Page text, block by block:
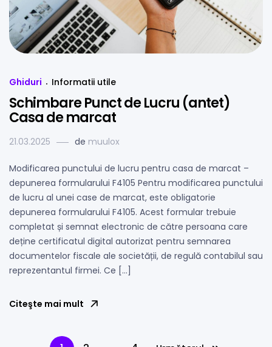
Ghiduri Informatii utile
Schimbare Punct de Lucru (antet)
Casa de marcat
21.03.2025 de muulox
Modificarea punctului de lucru pentru casa de marcat –
depunerea formularului F4105 Pentru modificarea punctului
de lucru al unei case de marcat, este obligatorie
depunerea formularului F4105. Acest formular trebuie
completat și semnat electronic de către persoana care
deține certificatul digital autorizat pentru semnarea
documentelor fiscale ale societății, de regulă contabilul sau
reprezentantul firmei. Ce […]
Citeşte mai mult